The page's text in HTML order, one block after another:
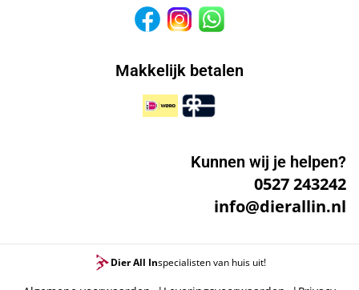
FacebookInstagram
Makkelijk betalen
Kunnen wij je helpen?
0527 243242
info@dierallin.nl
Dier All Inspecialisten van huis uit!